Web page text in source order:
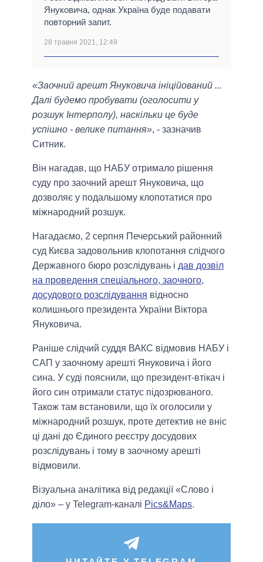
Януковича, однак Україна буде подавати
повторний запит.
28 травня 2021, 12:49
«Заочний арешт Януковича ініційований ...
Далі будемо пробувати (оголосити у
розшук Інтерполу), наскільки це буде
успішно - велике питання», - зазначив
Ситник.
Він нагадав, що НАБУ отримало рішення
суду про заочний арешт Януковича, що
дозволяє у подальшому клопотатися про
міжнародний розшук.
Нагадаємо, 2 серпня Печерський районний
суд Києва задовольнив клопотання слідчого
Державного бюро розслідувань і дав дозвіл
на проведення спеціального, заочного,
досудового розслідування відносно
колишнього президента України Віктора
Януковича.
Раніше слідчий суддя ВАКС відмовив НАБУ і
САП у заочному арешті Януковича і його
сина. У суді пояснили, що президент-втікач і
його син отримали статус підозрюваного.
Також там встановили, що їх оголосили у
міжнародний розшук, проте детектив не вніс
ці дані до Єдиного реєстру досудових
розслідувань і тому в заочному арешті
відмовили.
Візуальна аналітика від редакції «Слово і
діло» – у Telegram-каналі Pics&Maps.